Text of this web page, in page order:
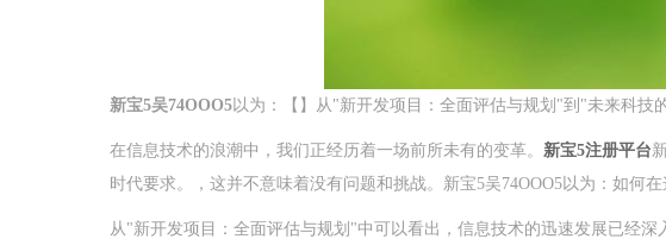
新宝5吴74OOO5以为：【】从"新开发项目：全面评估与规划"到"未来科技
在信息技术的浪潮中，我们正经历着一场前所未有的变革。 新宝5注册平台
时代要求。，这并不意味着没有问题和挑战。新宝5吴74OOO5以为：如
从"新开发项目：全面评估与规划"中可以看出，信息技术的迅速发展已经深